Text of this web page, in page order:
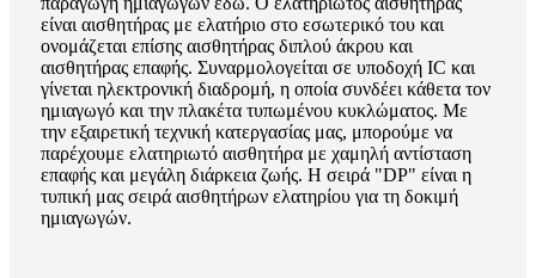
είναι αισθητήρας με ελατήριο στο εσωτερικό του και
ονομάζεται επίσης αισθητήρας διπλού άκρου και
αισθητήρας επαφής. Συναρμολογείται σε υποδοχή IC και
γίνεται ηλεκτρονική διαδρομή, η οποία συνδέει κάθετα τον
ημιαγωγό και την πλακέτα τυπωμένου κυκλώματος. Με
την εξαιρετική τεχνική κατεργασίας μας, μπορούμε να
παρέχουμε ελατηριωτό αισθητήρα με χαμηλή αντίσταση
επαφής και μεγάλη διάρκεια ζωής. Η σειρά "DP" είναι η
τυπική μας σειρά αισθητήρων ελατηρίου για τη δοκιμή
ημιαγωγών.